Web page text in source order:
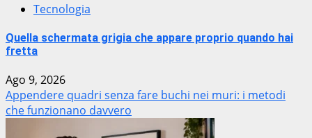
Tecnologia
Quella schermata grigia che appare proprio quando hai
fretta
Ago 9, 2026
Appendere quadri senza fare buchi nei muri: i metodi
che funzionano davvero